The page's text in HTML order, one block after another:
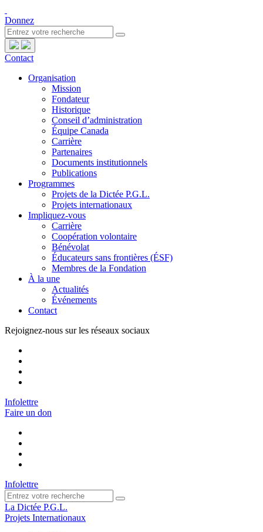
Donnez
Contact
Organisation
Mission
Fondateur
Historique
Conseil d’administration
Équipe Canada
Carrière
Partenaires
Documents institutionnels
Publications
Programmes
Projets de la Dictée P.G.L.
Projets internationaux
Impliquez-vous
Carrière
Coopération volontaire
Bénévolat
Éducateurs sans frontières (ÉSF)
Membres de la Fondation
À la une
Actualités
Événements
Contact
Rejoignez-nous sur les réseaux sociaux
Infolettre
Faire un don
Infolettre
La Dictée P.G.L.
Projets Internationaux